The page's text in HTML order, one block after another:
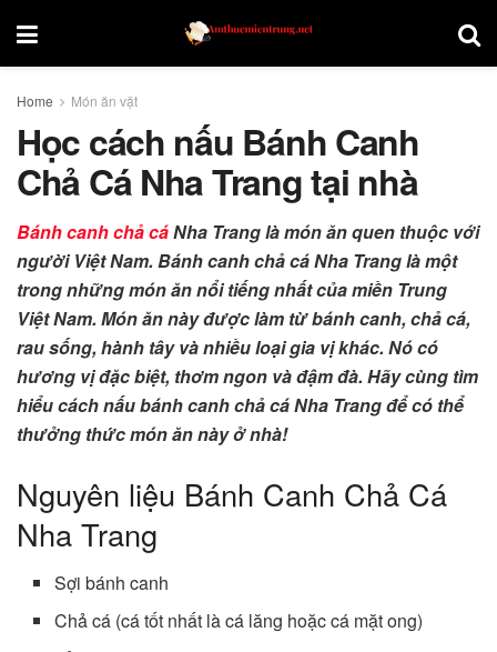
Home Món ăn vặt
Học cách nấu Bánh Canh
Chả Cá Nha Trang tại nhà
Bánh canh chả cáNha Trang là món ăn quen thuộc với
người Việt Nam. Bánh canh chả cá Nha Trang là một
trong những món ăn nổi tiếng nhất của miền Trung
Việt Nam. Món ăn này được làm từ bánh canh, chả cá,
rau sống, hành tây và nhiều loại gia vị khác. Nó có
hương vị đặc biệt, thơm ngon và đậm đà. Hãy cùng tìm
hiểu cách nấu bánh canh chả cá Nha Trang để có thể
thưởng thức món ăn này ở nhà!
Nguyên liệu Bánh Canh Chả Cá
Nha Trang
Sợi bánh canh
Chả cá (cá tốt nhất là cá lăng hoặc cá mặt ong)